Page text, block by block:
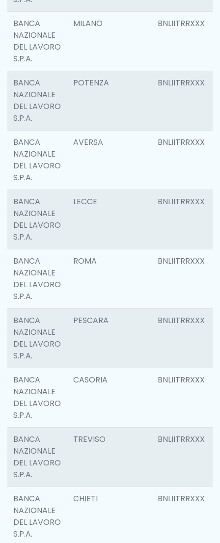
BANCA
NAZIONALE
DEL LAVORO
S.P.A.
MILANO BNLIITRRXXX
BANCA
NAZIONALE
DEL LAVORO
S.P.A.
POTENZA BNLIITRRXXX
BANCA
NAZIONALE
DEL LAVORO
S.P.A.
AVERSA BNLIITRRXXX
BANCA
NAZIONALE
DEL LAVORO
S.P.A.
LECCE BNLIITRRXXX
BANCA
NAZIONALE
DEL LAVORO
S.P.A.
ROMA BNLIITRRXXX
BANCA
NAZIONALE
DEL LAVORO
S.P.A.
PESCARA BNLIITRRXXX
BANCA
NAZIONALE
DEL LAVORO
S.P.A.
CASORIA BNLIITRRXXX
BANCA
NAZIONALE
DEL LAVORO
S.P.A.
TREVISO BNLIITRRXXX
BANCA
NAZIONALE
DEL LAVORO
S.P.A.
CHIETI BNLIITRRXXX